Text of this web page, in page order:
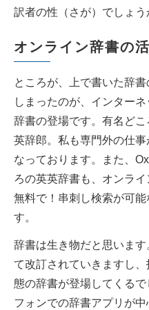
訳者の性（さが）でしょう
オンライン辞書の
ところが、上で書いた辞
しまったのが、インター
辞書の登場です。有名ど
英辞郎。私も専門外の仕
なっております。また、
ろの英英辞書も、オンラ
無料で！串刺し検索が可
す。
辞書は生き物だと思いま
て改訂されていきますし
態の辞書が登場してくる
フォンでの辞書アプリが